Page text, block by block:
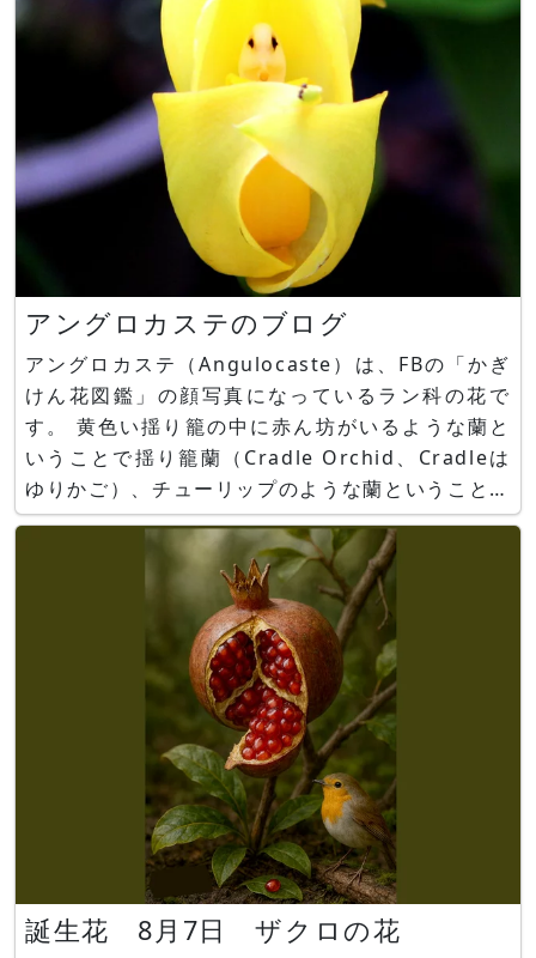
アングロカステのブログ
アングロカステ（Angulocaste）は、FBの「かぎ
けん花図鑑」の顔写真になっているラン科の花で
す。 黄色い揺り籠の中に赤ん坊がいるような蘭と
いうことで揺り籠蘭（Cradle Orchid、Cradleは
ゆりかご）、チューリップのような蘭ということで
（Tulip Orchid）とも呼ばれます。この蘭は２種
類のランを交雑した園芸品種で、良いとこ取りを狙
って成功した例と言えましょう。 良いとこ取
誕生花 8月7日 ザクロの花